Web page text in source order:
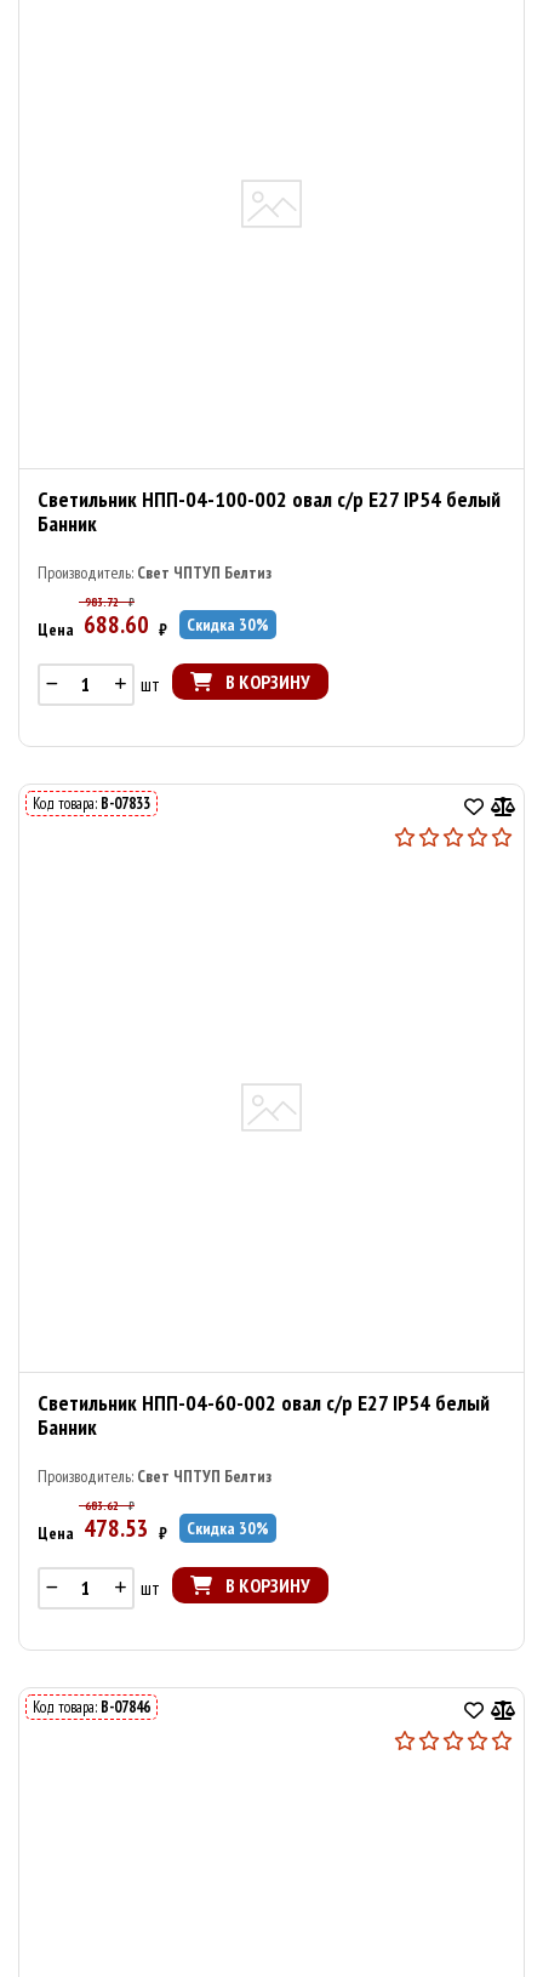
Светильник НПП-04-100-002 овал с/р E27 IP54 белый
Банник
Производитель: Свет ЧПТУП Белтиз
983.72 ₽
Цена 688.60 ₽ Скидка 30%
шт В КОРЗИНУ
Код товара: В-07833
Светильник НПП-04-60-002 овал с/р E27 IP54 белый
Банник
Производитель: Свет ЧПТУП Белтиз
683.62 ₽
Цена 478.53 ₽ Скидка 30%
шт В КОРЗИНУ
Код товара: В-07846